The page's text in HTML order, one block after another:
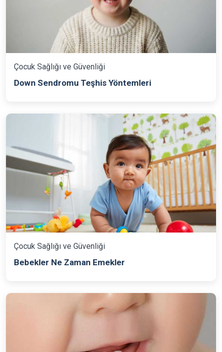
Çocuk Sağlığı ve Güvenliği
Down Sendromu Teşhis Yöntemleri
Çocuk Sağlığı ve Güvenliği
Bebekler Ne Zaman Emekler